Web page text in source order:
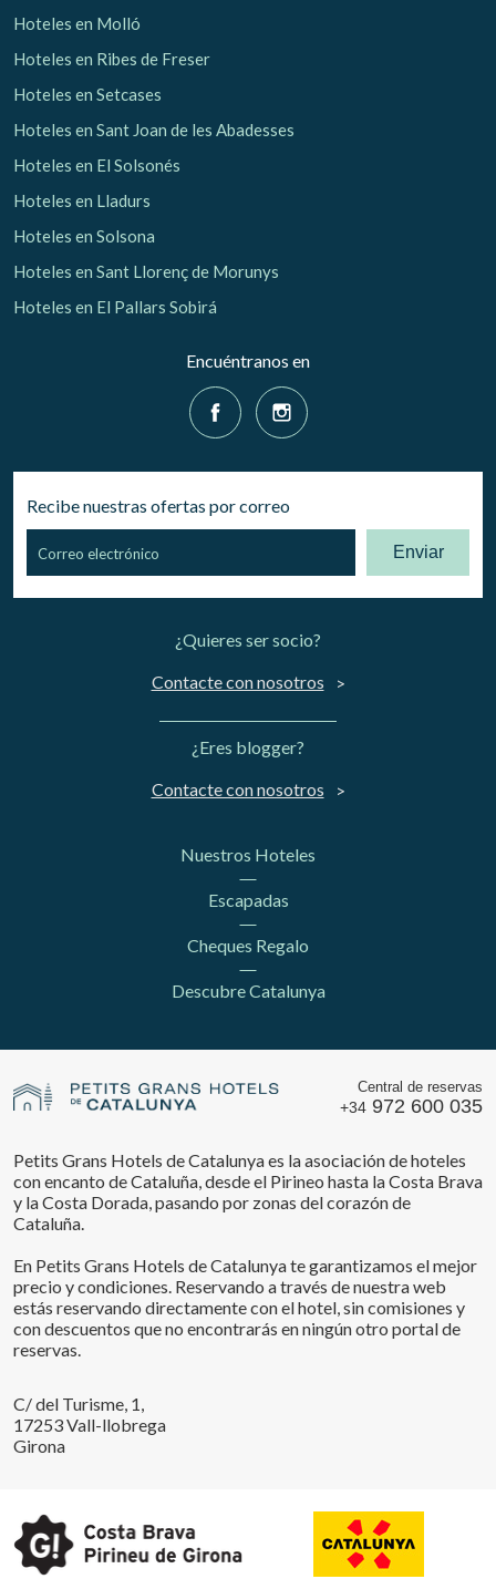
Hoteles en Molló
Hoteles en Ribes de Freser
Hoteles en Setcases
Hoteles en Sant Joan de les Abadesses
Hoteles en El Solsonés
Hoteles en Lladurs
Hoteles en Solsona
Hoteles en Sant Llorenç de Morunys
Hoteles en El Pallars Sobirá
Encuéntranos en
Recibe nuestras ofertas por correo
Enviar
¿Quieres ser socio?
Contacte con nosotros
¿Eres blogger?
Contacte con nosotros
Nuestros Hoteles
Escapadas
Cheques Regalo
Descubre Catalunya
Central de reservas
+34 972 600 035
Petits Grans Hotels de Catalunya es la asociación de hoteles
con encanto de Cataluña, desde el Pirineo hasta la Costa Brava
y la Costa Dorada, pasando por zonas del corazón de
Cataluña.
En Petits Grans Hotels de Catalunya te garantizamos el mejor
precio y condiciones. Reservando a través de nuestra web
estás reservando directamente con el hotel, sin comisiones y
con descuentos que no encontrarás en ningún otro portal de
reservas.
C/ del Turisme, 1,
17253 Vall-llobrega
Girona